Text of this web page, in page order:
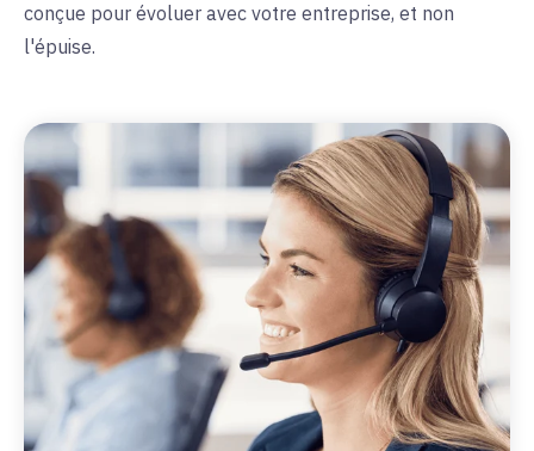
conçue pour évoluer avec votre entreprise, et non
l'épuise.